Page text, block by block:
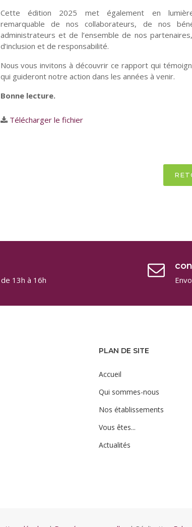
Cette édition 2025 met également en lumière
remarquable de nos collaborateurs, de nos
administrateurs et de l’ensemble de nos
d’inclusion et de responsabilité.
Nous vous invitons à découvrir ce rapport qui
qui guideront notre action dans les années à venir.
Bonne lecture.
Télécharger le fichier
13h à 16h
PLAN DE SITE
Accueil
Qui sommes-nous
Nos établissements
Vous êtes...
Actualités